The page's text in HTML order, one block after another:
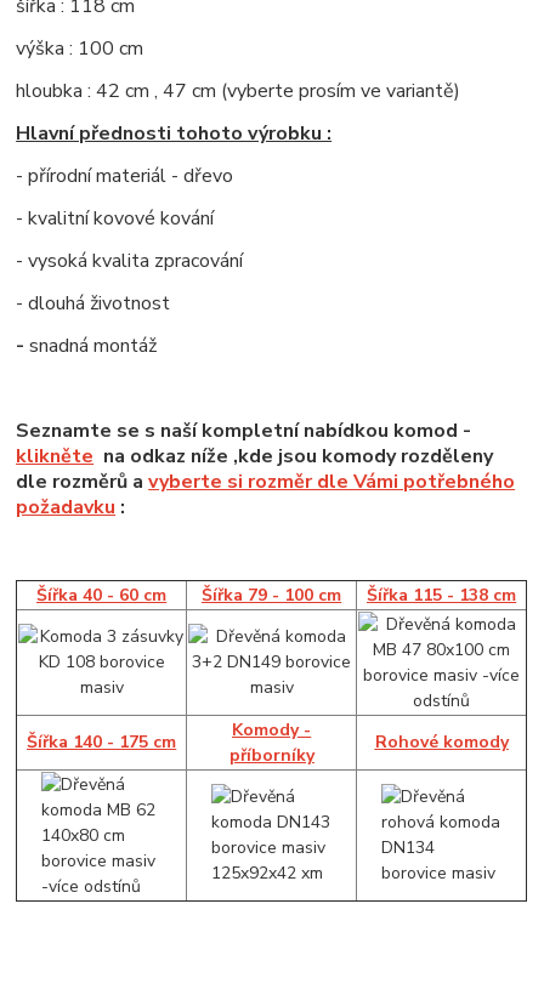
šířka : 118 cm
výška : 100 cm
hloubka : 42 cm , 47 cm (vyberte prosím ve variantě)
Hlavní přednosti tohoto výrobku :
- přírodní materiál - dřevo
- kvalitní kovové kování
- vysoká kvalita zpracování
- dlouhá životnost
-snadná montáž
Seznamte se s naší kompletní nabídkou komod -
kliknětena odkaz níže ,kde jsou komody rozděleny
dle rozměrů avyberte si rozměr dle Vámi potřebného
požadavku:
Šířka 40 - 60 cm Šířka 79 - 100 cm Šířka 115 - 138 cm
Šířka 140 - 175 cm
Komody -
příborníky
Rohové komody